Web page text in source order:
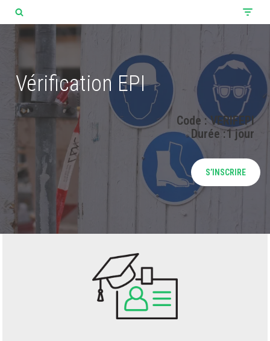
Aller
au
contenu
Vérification EPI
Code : VERIFEPI
Durée :1 jour
S’INSCRIRE